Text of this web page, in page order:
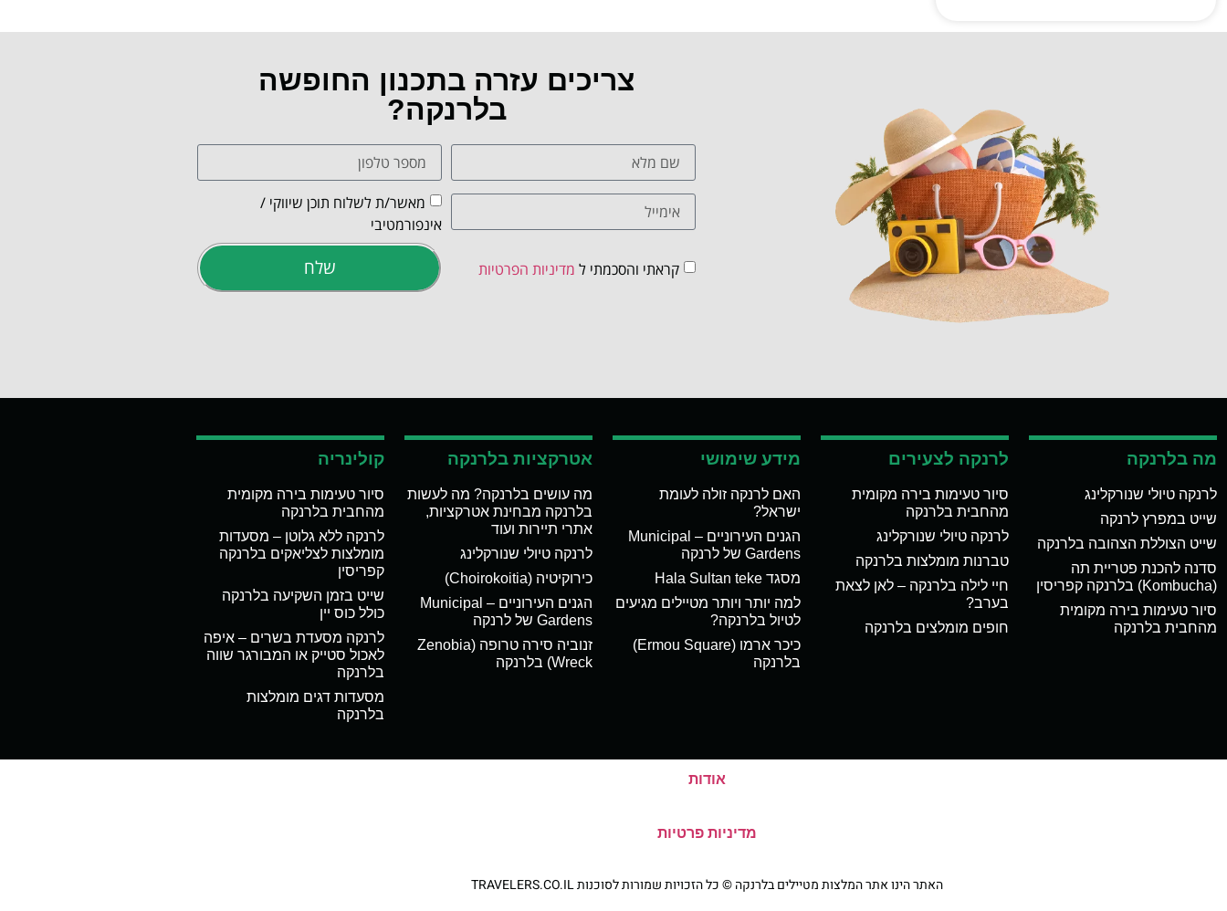
צריכים עזרה בתכנון החופשה
בלרנקה?
מאשר/ת לשלוח תוכן שיווקי /
אינפורמטיבי
קראתי והסכמתי ל מדיניות הפרטיות שלח
מה בלרנקה
לרנקה טיולי שנורקלינג
שייט במפרץ לרנקה
שייט הצוללת הצהובה בלרנקה
סדנה להכנת פטריית תה
(Kombucha) בלרנקה קפריסין
סיור טעימות בירה מקומית
מהחבית בלרנקה
לרנקה לצעירים
סיור טעימות בירה מקומית
מהחבית בלרנקה
לרנקה טיולי שנורקלינג
טברנות מומלצות בלרנקה
חיי לילה בלרנקה – לאן לצאת
בערב?
חופים מומלצים בלרנקה
מידע שימושי
האם לרנקה זולה לעומת
ישראל?
הגנים העירוניים – Municipal
Gardens של לרנקה
מסגד Hala Sultan teke
למה יותר ויותר מטיילים מגיעים
לטיול בלרנקה?
כיכר ארמו (Ermou Square)
בלרנקה
אטרקציות בלרנקה
מה עושים בלרנקה? מה לעשות
בלרנקה מבחינת אטרקציות,
אתרי תיירות ועוד
לרנקה טיולי שנורקלינג
כירוקיטיה (Choirokoitia)
הגנים העירוניים – Municipal
Gardens של לרנקה
זנוביה סירה טרופה (Zenobia
Wreck) בלרנקה
קולינריה
סיור טעימות בירה מקומית
מהחבית בלרנקה
לרנקה ללא גלוטן – מסעדות
מומלצות לצליאקים בלרנקה
קפריסין
שייט בזמן השקיעה בלרנקה
כולל כוס יין
לרנקה מסעדת בשרים – איפה
לאכול סטייק או המבורגר שווה
בלרנקה
מסעדות דגים מומלצות
בלרנקה
אודות
מדיניות פרטיות
האתר הינו אתר המלצות מטיילים בלרנקה © כל הזכויות שמורות לסוכנות TRAVELERS.CO.IL